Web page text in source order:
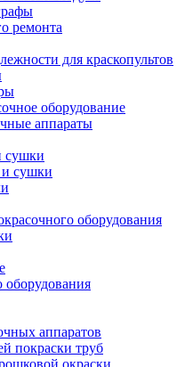
ремонта
для краскопультов
оборудование
аппараты
сушки
и сушки
оборудования
оборудования
аппаратов
покраски труб
окраски